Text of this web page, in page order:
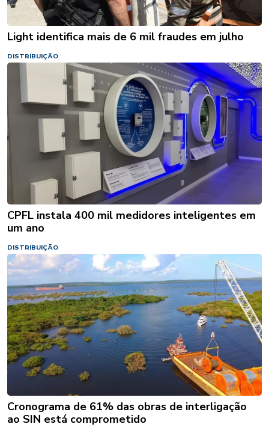
Light identifica mais de 6 mil fraudes em julho
DISTRIBUIÇÃO
CPFL instala 400 mil medidores inteligentes em
um ano
DISTRIBUIÇÃO
Cronograma de 61% das obras de interligação
ao SIN está comprometido